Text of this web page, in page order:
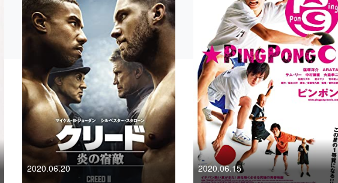
2020.06.20 2020.06.15